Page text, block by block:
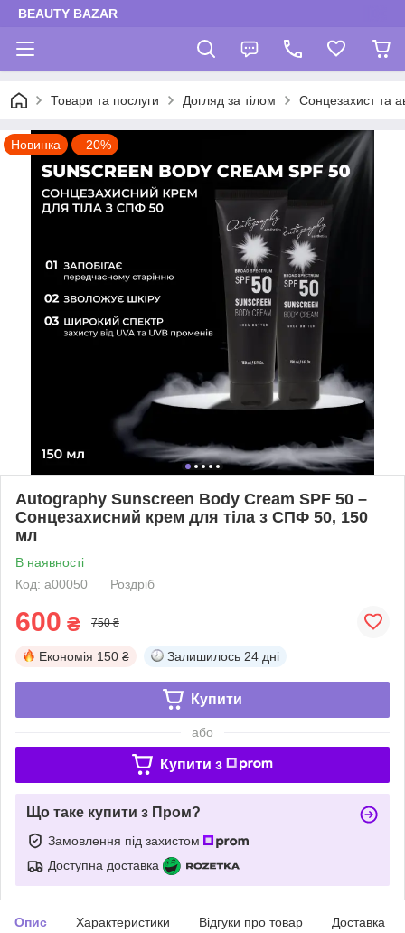
BEAUTY BAZAR
Товари та послуги Догляд за тілом Сонцезахист та
Новинка –20%
Autography Sunscreen Body Cream SPF 50 –
Сонцезахисний крем для тіла з СПФ 50, 150
мл
В наявності
Код: a00050
Роздріб
600 ₴ 750 ₴
Економія 150 ₴ Залишилось 24 дні
Купити
або
Купити з
Що таке купити з Пром?
Замовлення під захистом
Доступна доставка
Опис Характеристики Відгуки про товар Доставка